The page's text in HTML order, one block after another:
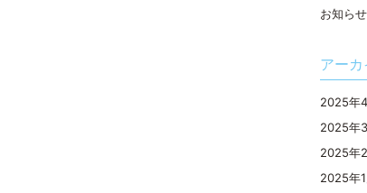
お知らせ
アー
2025年
2025年
2025年
2025年1